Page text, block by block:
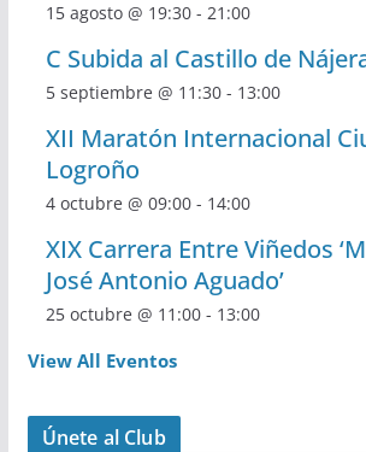
15 agosto @ 19:30- 21:00
C Subida al Castillo de
5 septiembre @ 11:30- 13:00
XII Maratón Internacional
Logroño
4 octubre @ 09:00- 14:00
XIX Carrera Entre Viñedos
José Antonio Aguado’
25 octubre @ 11:00- 13:00
View All Eventos
Únete al Club